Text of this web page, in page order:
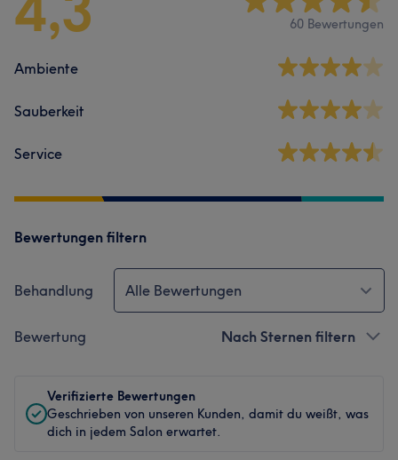
60 Bewertungen
Ambiente
Sauberkeit
Service
Bewertungen filtern
Behandlung Alle Bewertungen
Bewertung Nach Sternen filtern
Verifizierte Bewertungen
Geschrieben von unseren Kunden, damit du weißt, was
dich in jedem Salon erwartet.